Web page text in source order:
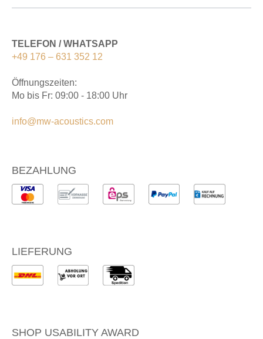
TELEFON / WHATSAPP
+49 176 – 631 352 12
Öffnungszeiten:
Mo bis Fr: 09:00 - 18:00 Uhr
info@mw-acoustics.com
BEZAHLUNG
LIEFERUNG
SHOP USABILITY AWARD